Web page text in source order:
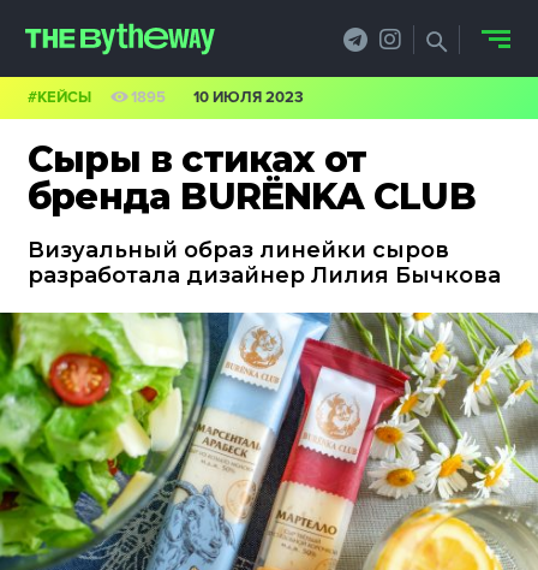
Сыры в стиках от
бренда BURЁNKA CLUB
Визуальный образ линейки сыров
разработала дизайнер Лилия Бычкова
#КЕЙСЫ 1895 10 ИЮЛЯ 2023
PRO.ОБЗОР
КЕЙСЫ
КРЕАТИВА
БИЗНЕС И
ТЕХНОЛОГИИ
ФЕСТИВАЛИ